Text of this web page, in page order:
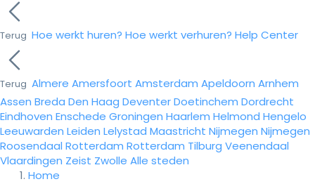
Terug Hoe werkt huren? Hoe werkt verhuren? Help Center
Terug Almere Amersfoort Amsterdam Apeldoorn Arnhem
Assen Breda Den Haag DeventerDoetinchem Dordrecht
Eindhoven Enschede Groningen Haarlem Helmond Hengelo
Leeuwarden Leiden Lelystad Maastricht Nijmegen Nijmegen
Roosendaal Rotterdam Rotterdam Tilburg Veenendaal
Vlaardingen Zeist Zwolle Alle steden
Home